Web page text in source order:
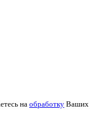
на обработку Ваших